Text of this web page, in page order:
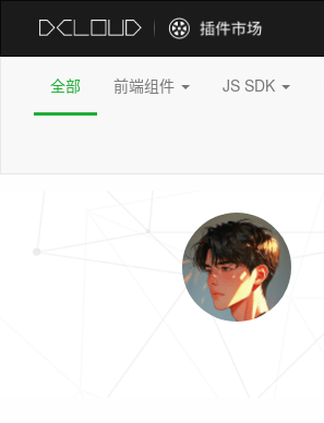
全部 前端组件 JS SDK